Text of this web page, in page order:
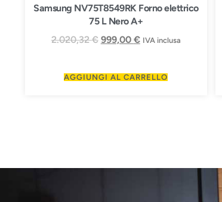
Samsung NV75T8549RK Forno elettrico
75 L Nero A+
2.020,32€ 999,00 € IVA inclusa
AGGIUNGI AL CARRELLO